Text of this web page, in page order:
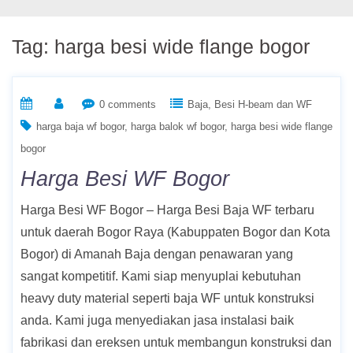
Tag: harga besi wide flange bogor
0 comments Baja
Besi H-beam dan WF
harga baja wf bogor
harga balok wf bogor
harga besi wide flange
bogor
Harga Besi WF Bogor
Harga Besi WF Bogor – Harga Besi Baja WF terbaru
untuk daerah Bogor Raya (Kabuppaten Bogor dan Kota
Bogor) di Amanah Baja dengan penawaran yang
sangat kompetitif. Kami siap menyuplai kebutuhan
heavy duty material seperti baja WF untuk konstruksi
anda. Kami juga menyediakan jasa instalasi baik
fabrikasi dan ereksen untuk membangun konstruksi dan